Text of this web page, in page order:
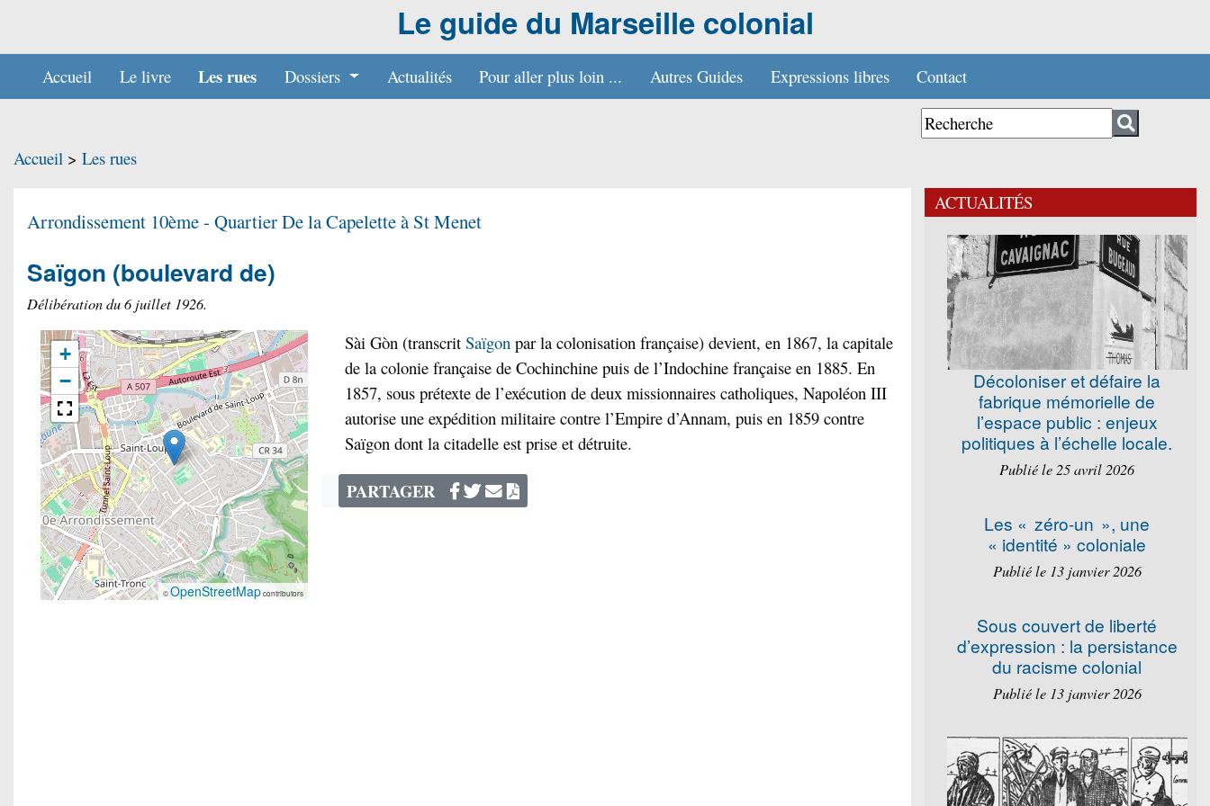
Le guide du Marseille colonial
Accueil Le livre Les rues Dossiers Actualités Pour aller plus loin ... Autres Guides Expressions libres Contact
Accueil > Les rues
Arrondissement 10ème - QuartierDe la Capelette à St Menet
Saïgon (boulevard de)
Délibération du 6 juillet 1926.
+
−
©OpenStreetMapcontributors
Sài Gòn (transcrit Saïgon par la colonisation française) devient, en 1867, la capitale
de la colonie française de Cochinchine puis de l’Indochine française en 1885. En
1857, sous prétexte de l’exécution de deux missionnaires catholiques, Napoléon III
autorise une expédition militaire contre l’Empire d’Annam, puis en 1859 contre
Saïgon dont la citadelle est prise et détruite.
PARTAGER
ACTUALITÉS
Décoloniser et défaire la
fabrique mémorielle de
l’espace public : enjeux
politiques à l’échelle locale.
Publié le 25 avril 2026
Les « zéro-un », une
« identité » coloniale
Publié le 13 janvier 2026
Sous couvert de liberté
d’expression : la persistance
du racisme colonial
Publié le 13 janvier 2026